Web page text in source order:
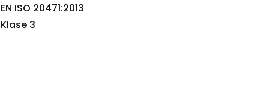
EN ISO 20471:2013
Klase 3